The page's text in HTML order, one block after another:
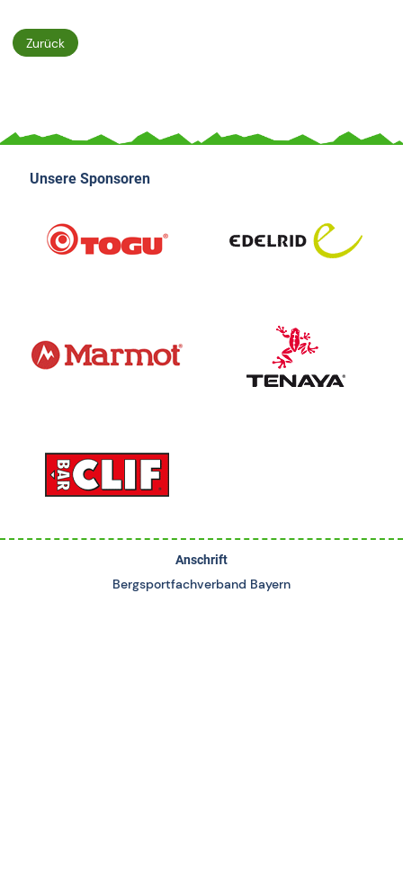
Zurück
Unsere Sponsoren
Anschrift
Bergsportfachverband Bayern